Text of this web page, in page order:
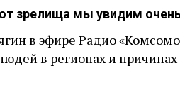
зрелища мы увидим
в эфире Радио
в регионах и причинах